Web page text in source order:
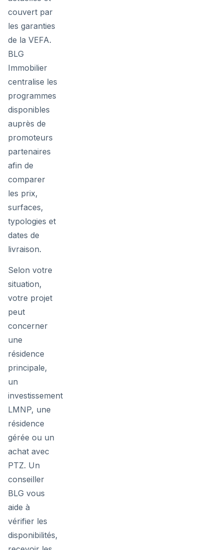
couvert par
les garanties
de la VEFA.
BLG
Immobilier
centralise les
programmes
disponibles
auprès de
promoteurs
partenaires
afin de
comparer
les prix,
surfaces,
typologies et
dates de
livraison.
Selon votre
situation,
votre projet
peut
concerner
une
résidence
principale,
un
investissement
LMNP, une
résidence
gérée ou un
achat avec
PTZ. Un
conseiller
BLG vous
aide à
vérifier les
disponibilités,